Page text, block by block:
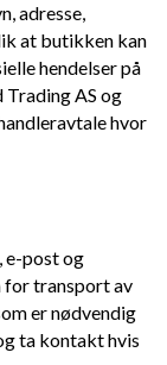
adresse,
at butikken kan
hendelser på
Trading AS og
hvor
e-post og
transport av
er nødvendig
ta kontakt hvis